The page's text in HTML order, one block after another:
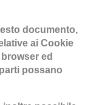
documento,
ai Cookie
ed
possano